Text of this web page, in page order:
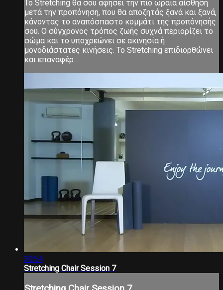
Το Stretching θα σου αφήσει την πιο ωραία αίσθηση
μετά την προπόνηση, που θα αποζητάς ξανά και ξανά,
κάνοντας το αναπόσπαστο κομμάτι της προπόνησής
σου. Ο σύγχρονος τρόπος ζωής συχνά περιορίζει το
σώμα και το υποχρεώνει σε ακινησία ή
μονοδιάστατες κινήσεις. Το Stretching επιδιορθώνει
και επαναφέρ...
30:54
Stretching Chair Session 7